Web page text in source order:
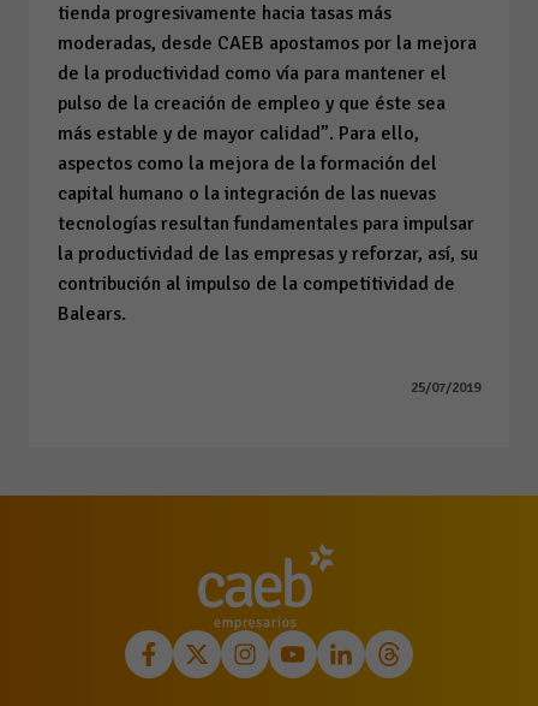
tienda progresivamente hacia tasas más
moderadas, desde CAEB apostamos por la mejora
de la productividad como vía para mantener el
pulso de la creación de empleo y que éste sea
más estable y de mayor calidad”. Para ello,
aspectos como la mejora de la formación del
capital humano o la integración de las nuevas
tecnologías resultan fundamentales para impulsar
la productividad de las empresas y reforzar, así, su
contribución al impulso de la competitividad de
Balears.
25/07/2019